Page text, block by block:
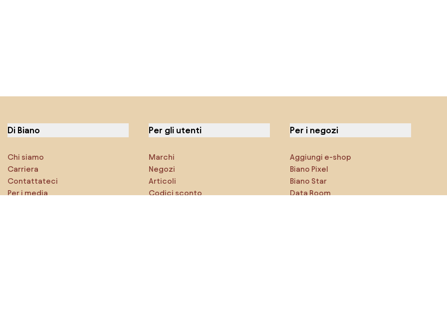
Di Biano
Chi siamo
Carriera
Contattateci
Per i media
Per gli utenti
Marchi
Negozi
Articoli
Codici sconto
Per i negozi
Aggiungi e-shop
Biano Pixel
Biano Star
Data Room